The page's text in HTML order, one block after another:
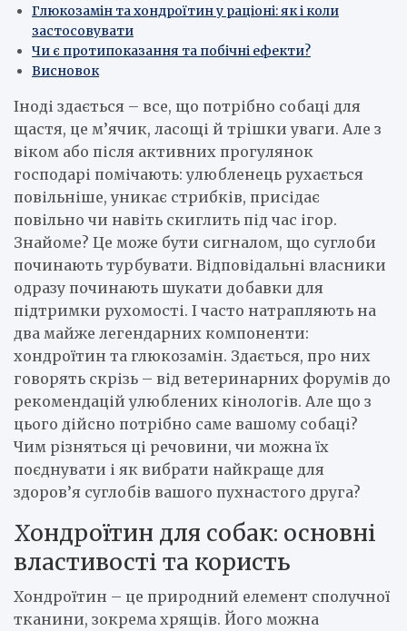
Глюкозамін та хондроїтин у раціоні: як і коли
застосовувати
Чи є протипоказання та побічні ефекти?
Висновок
Іноді здається – все, що потрібно собаці для
щастя, це м’ячик, ласощі й трішки уваги. Але з
віком або після активних прогулянок
господарі помічають: улюбленець рухається
повільніше, уникає стрибків, присідає
повільно чи навіть скиглить під час ігор.
Знайоме? Це може бути сигналом, що суглоби
починають турбувати. Відповідальні власники
одразу починають шукати добавки для
підтримки рухомості. І часто натрапляють на
два майже легендарних компоненти:
хондроїтин та глюкозамін. Здається, про них
говорять скрізь – від ветеринарних форумів до
рекомендацій улюблених кінологів. Але що з
цього дійсно потрібно саме вашому собаці?
Чим різняться ці речовини, чи можна їх
поєднувати і як вибрати найкраще для
здоров’я суглобів вашого пухнастого друга?
Хондроїтин для собак: основні
властивості та користь
Хондроїтин – це природний елемент сполучної
тканини, зокрема хрящів. Його можна